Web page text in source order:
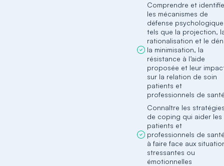
Comprendre et
les mécanismes de
défense
tels que la projection,
rationalisation et le
la minimisation, la
résistance à l’aide
proposée et leur
sur la relation de soin
patients et
professionnels de
Connaître les
de coping qui aider les
patients et
professionnels de
à faire face aux
stressantes ou
émotionnelles